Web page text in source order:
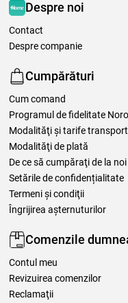
Despre noi
Contact
Despre companie
Cumpărături
Cum comand
Programul de fidelitate
Modalităţi şi tarife transport
Modalităţi de plată
De ce să cumpăraţi de la noi
Setările de confidențialitate
Termeni şi condiţii
Îngrijirea așternuturilor
Comenzile
Contul meu
Revizuirea comenzilor
Reclamaţii